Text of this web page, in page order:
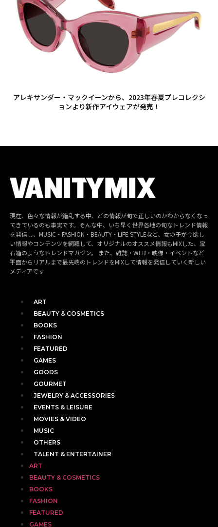
アレキサンダー・マックイーンから、2023年春夏プレコレクシ
ョンより新作アイウェアが発売！
現在、色々な情報が錯乱する中、どの情報が旬で正しいのかわからなくなっ
てきているのも事実です。そんな中、いち早く世界各地の旬なトレンド情報
を発信し、MUSIC・FASHION・BEAUTY・LIFE STYLEなど、女の子が今欲し
い情報やコンテンツを網羅して、オリジナルのオススメ情報もMIXした、宝
石箱のようなトレンドマガジン。 また、雑誌・WEB・映像・イベントなど
平面からリアルまで最先端のトレンドをMIXして情報を発信していく新しい
メディアです
ART
BEAUTY & COSMETICS
BOOKS
FASHION
FEATURED
GAMES
GOODS
GOURMET
JEWELRY & ACCESSORIES
EVENTS & LEISURE
MOVIES & VIDEO
MUSIC
OTHERS
TALENT & ENTERTAINER
ART
BEAUTY & COSMETICS
BOOKS
FASHION
FEATURED
GAMES